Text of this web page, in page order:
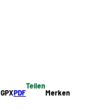
GPXPDF
Teilen
Merken